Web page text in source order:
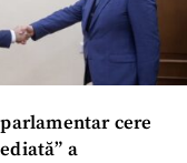
cere
a